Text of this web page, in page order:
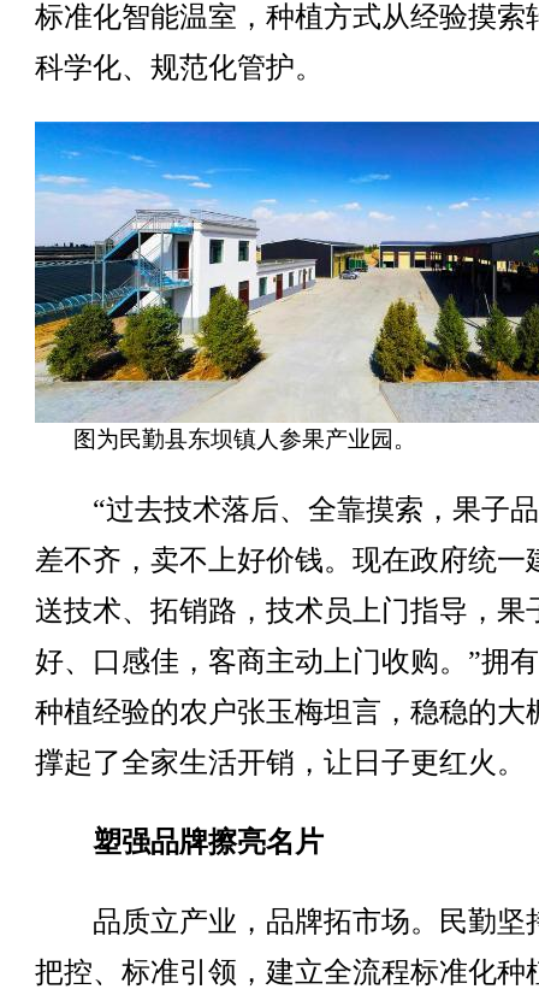
标准化智能温室，种植方式从经验摸索
科学化、规范化管护。
图为民勤县东坝镇人参果产业园。
“过去技术落后、全靠摸索，果子
差不齐，卖不上好价钱。现在政府统一
送技术、拓销路，技术员上门指导，果
好、口感佳，客商主动上门收购。”拥
种植经验的农户张玉梅坦言，稳稳的大
撑起了全家生活开销，让日子更红火。
塑强品牌擦亮名片
品质立产业，品牌拓市场。民勤坚
把控、标准引领，建立全流程标准化种